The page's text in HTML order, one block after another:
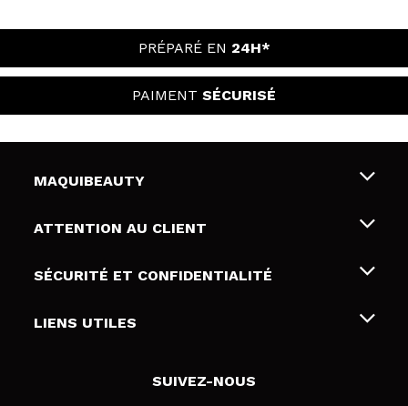
PRÉPARÉ EN 24H*
PAIMENT SÉCURISÉ
MAQUIBEAUTY
Qui sommes nous
Cartes-cadeaux
ATTENTION AU CLIENT
Livraison & retour
Modes de paiement
SÉCURITÉ ET CONFIDENTIALITÉ
Conditions et confidentialité
LIENS UTILES
SUIVEZ-NOUS